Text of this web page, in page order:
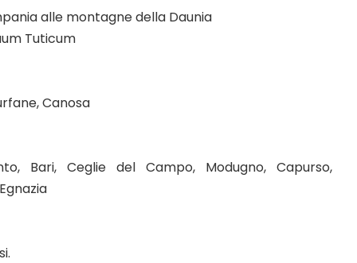
alle montagne della Daunia
Tuticum
Canosa
Bari, Ceglie del Campo, Modugno, Capurso,